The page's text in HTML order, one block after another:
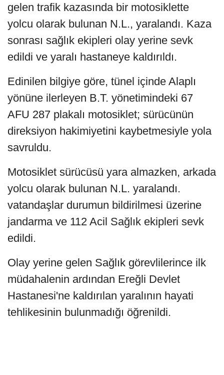
gelen trafik kazasında bir motosiklette
yolcu olarak bulunan N.L., yaralandı. Kaza
sonrası sağlık ekipleri olay yerine sevk
edildi ve yaralı hastaneye kaldırıldı.
Edinilen bilgiye göre, tünel içinde Alaplı
yönüne ilerleyen B.T. yönetimindeki 67
AFU 287 plakalı motosiklet; sürücünün
direksiyon hakimiyetini kaybetmesiyle yola
savruldu.
Motosiklet sürücüsü yara almazken, arkada
yolcu olarak bulunan N.L. yaralandı.
vatandaşlar durumun bildirilmesi üzerine
jandarma ve 112 Acil Sağlık ekipleri sevk
edildi.
Olay yerine gelen Sağlık görevlilerince ilk
müdahalenin ardından Ereğli Devlet
Hastanesi'ne kaldırılan yaralının hayati
tehlikesinin bulunmadığı öğrenildi.